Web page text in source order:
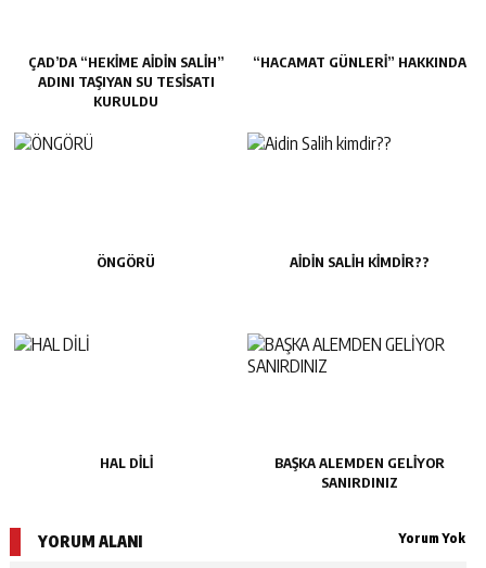
ÇAD’DA “HEKIME AIDIN SALIH”
ADINI TAŞIYAN SU TESISATI
KURULDU
“HACAMAT GÜNLERİ” HAKKINDA
ÖNGÖRÜ AIDIN SALIH KIMDIR??
HAL DİLİ
BAŞKA ALEMDEN GELİYOR
SANIRDINIZ
YORUM ALANI Yorum Yok